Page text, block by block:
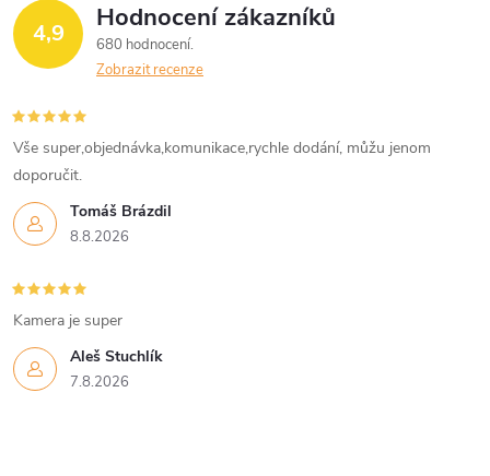
4,9 Hodnocení zákazníků
680 hodnocení
Zobrazit recenze
Tomáš Brázdil
8.8.2026
Vše super,objednávka,komunikace,rychle dodání, můžu jenom
doporučit.
Aleš Stuchlík
7.8.2026
Kamera je super